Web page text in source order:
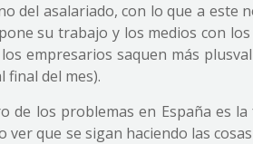
del asalariado, con lo que a este
su trabajo y los medios con
empresarios saquen más
final del mes).
de los problemas en España es
que se sigan haciendo las